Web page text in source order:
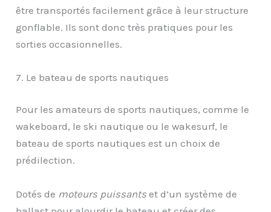
être transportés facilement grâce à leur structure
gonflable. Ils sont donc très pratiques pour les
sorties occasionnelles.
7. Le bateau de sports nautiques
Pour les amateurs de sports nautiques, comme le
wakeboard, le ski nautique ou le wakesurf, le
bateau de sports nautiques est un choix de
prédilection.
Dotés de moteurs puissants et d’un système de